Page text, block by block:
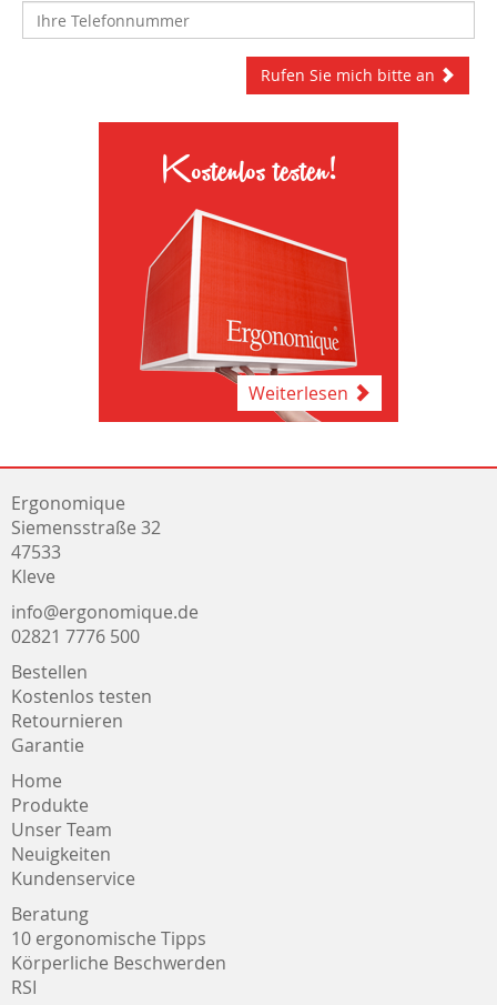
Rufen Sie mich bitte an
Kostenlos testen!
Weiterlesen
Ergonomique
Siemensstraße 32
47533
Kleve
info@ergonomique.de
02821 7776 500
Bestellen
Kostenlos testen
Retournieren
Garantie
Home
Produkte
Unser Team
Neuigkeiten
Kundenservice
Beratung
10 ergonomische Tipps
Körperliche Beschwerden
RSI